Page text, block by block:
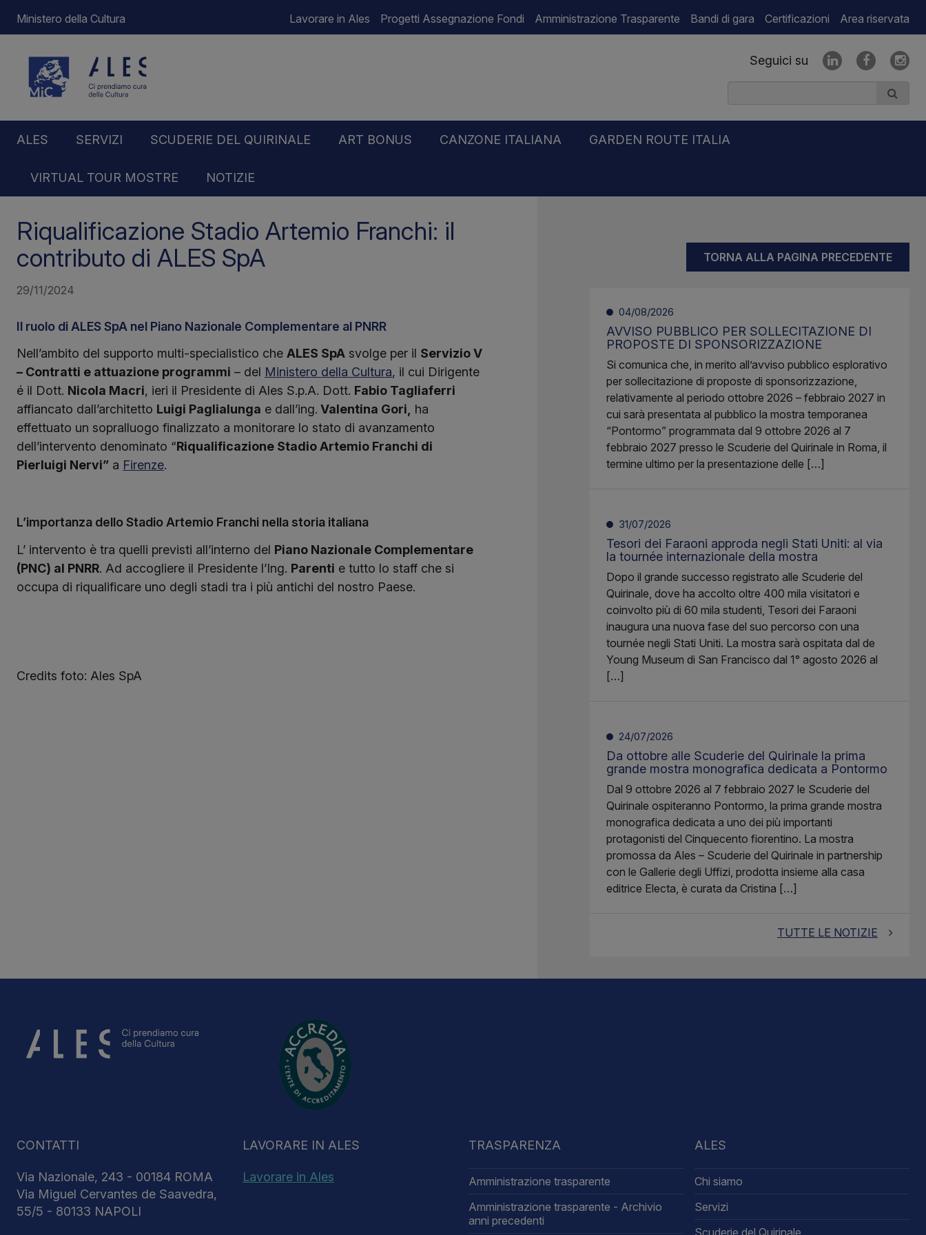
Ministero della Cultura Lavorare in Ales Progetti Assegnazione Fondi Amministrazione Trasparente Bandi di gara Certificazioni Area riservata
Seguici su
ALES SERVIZI SCUDERIE DEL QUIRINALE ART BONUS CANZONE ITALIANA GARDEN ROUTE ITALIA
VIRTUAL TOUR MOSTRE NOTIZIE
Home Notizie Riqualificazione Stadio Artemio Franchi: il contributo di ALES SpA
Riqualificazione Stadio Artemio Franchi: il
contributo di ALES SpA
29/11/2024
Il ruolo di ALES SpA nel Piano Nazionale Complementare al PNRR
Nell’ambito del supporto multi-specialistico che ALES SpA svolge per il Servizio V
– Contratti e attuazione programmi – del Ministero della Cultura, il cui Dirigente
é il Dott. Nicola Macri, ieri il Presidente di Ales S.p.A. Dott. Fabio Tagliaferri
affiancato dall’architetto Luigi Paglialunga e dall’ing. Valentina Gori,
ha
effettuato un sopralluogo finalizzato a monitorare lo stato di avanzamento
dell’intervento denominato “Riqualificazione Stadio Artemio Franchi di
Pierluigi Nervi” a Firenze.
L’importanza dello Stadio Artemio Franchi nella storia italiana
L’ intervento è tra quelli previsti all’interno del Piano Nazionale Complementare
(PNC) al PNRR. Ad accogliere il Presidente l’Ing. Parenti e tutto lo staff che si
occupa di riqualificare uno degli stadi tra i più antichi del nostro Paese.
Credits foto: Ales SpA
TORNA ALLA PAGINA PRECEDENTE
04/08/2026
AVVISO PUBBLICO PER SOLLECITAZIONE DI
PROPOSTE DI SPONSORIZZAZIONE
Si comunica che, in merito all’avviso pubblico esplorativo
per sollecitazione di proposte di sponsorizzazione,
relativamente al periodo ottobre 2026 – febbraio 2027 in
cui sarà presentata al pubblico la mostra temporanea
“Pontormo” programmata dal 9 ottobre 2026 al 7
febbraio 2027 presso le Scuderie del Quirinale in Roma, il
termine ultimo per la presentazione delle […]
31/07/2026
Tesori dei Faraoni approda negli Stati Uniti: al via
la tournée internazionale della mostra
Dopo il grande successo registrato alle Scuderie del
Quirinale, dove ha accolto oltre 400 mila visitatori e
coinvolto più di 60 mila studenti, Tesori dei Faraoni
inaugura una nuova fase del suo percorso con una
tournée negli Stati Uniti. La mostra sarà ospitata dal de
Young Museum di San Francisco dal 1° agosto 2026 al
[…]
24/07/2026
Da ottobre alle Scuderie del Quirinale la prima
grande mostra monografica dedicata a Pontormo
Dal 9 ottobre 2026 al 7 febbraio 2027 le Scuderie del
Quirinale ospiteranno Pontormo, la prima grande mostra
monografica dedicata a uno dei più importanti
protagonisti del Cinquecento fiorentino. La mostra
promossa da Ales – Scuderie del Quirinale in partnership
con le Gallerie degli Uffizi, prodotta insieme alla casa
editrice Electa, è curata da Cristina […]
TUTTE LE NOTIZIE
CONTATTI
Via Nazionale, 243 - 00184 ROMA
Via Miguel Cervantes de Saavedra,
55/5 - 80133 NAPOLI
LAVORARE IN ALES
Lavorare in Ales
TRASPARENZA
Amministrazione trasparente
Amministrazione trasparente - Archivio
anni precedenti
ALES
Chi siamo
Servizi
Scuderie del Quirinale